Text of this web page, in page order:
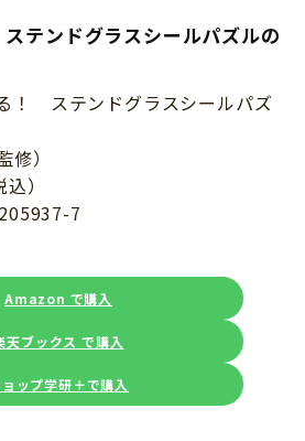
テンドグラスシールパズルの
！ ステンドグラスシールパズ
修）
）
7
Amazon で購入
天ブックス で購入
ップ学研＋で購入